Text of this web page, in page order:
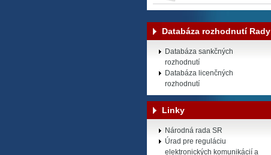
Databáza rozhodnutí Rady
Databáza sankčných
rozhodnutí
Databáza licenčných
rozhodnutí
Linky
Národná rada SR
Úrad pre reguláciu
elektronických komunikácií a